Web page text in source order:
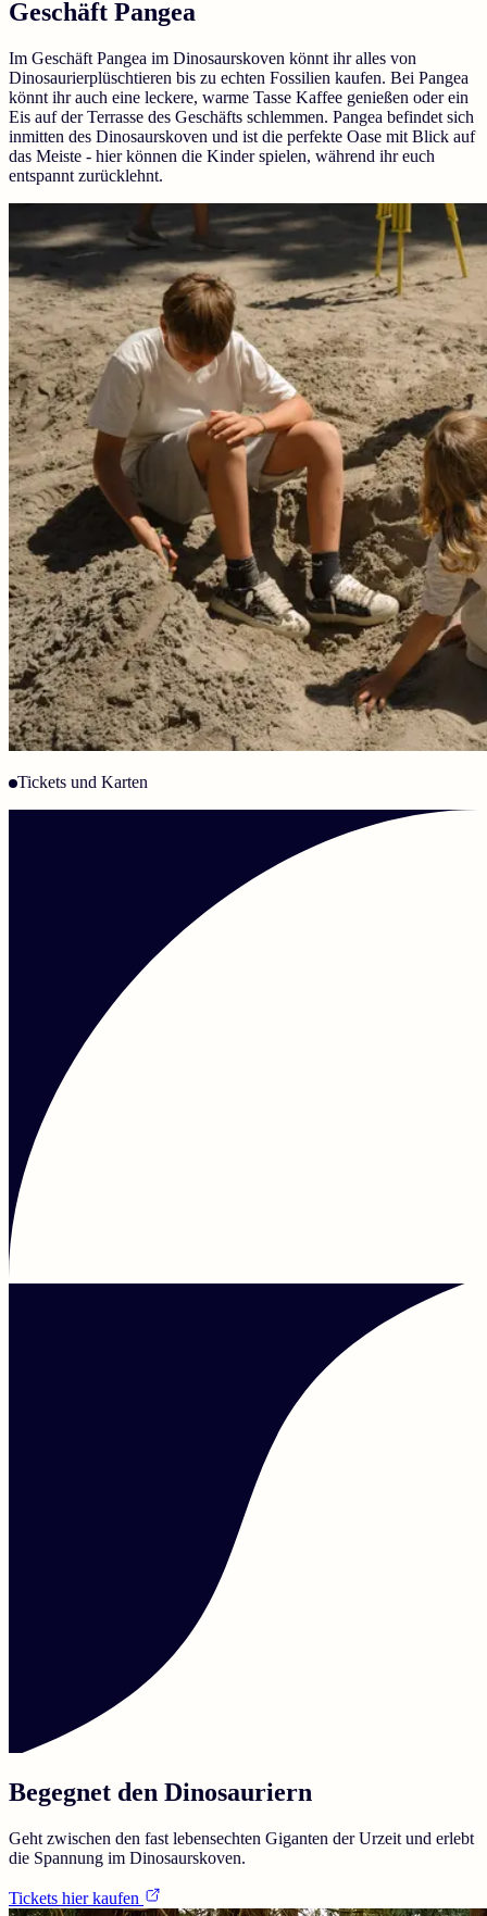
Geschäft Pangea
Im Geschäft Pangea im Dinosaurskoven könnt ihr alles von
Dinosaurierplüschtieren bis zu echten Fossilien kaufen. Bei Pangea
könnt ihr auch eine leckere, warme Tasse Kaffee genießen oder ein
Eis auf der Terrasse des Geschäfts schlemmen. Pangea befindet sich
inmitten des Dinosaurskoven und ist die perfekte Oase mit Blick auf
das Meiste - hier können die Kinder spielen, während ihr euch
entspannt zurücklehnt.
Tickets und Karten
Begegnet den Dinosauriern
Geht zwischen den fast lebensechten Giganten der Urzeit und erlebt
die Spannung im Dinosaurskoven.
Tickets hier kaufen